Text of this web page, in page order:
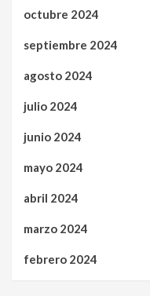
octubre 2024
septiembre 2024
agosto 2024
julio 2024
junio 2024
mayo 2024
abril 2024
marzo 2024
febrero 2024